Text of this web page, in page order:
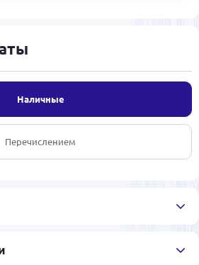
Наличные
Перечислением